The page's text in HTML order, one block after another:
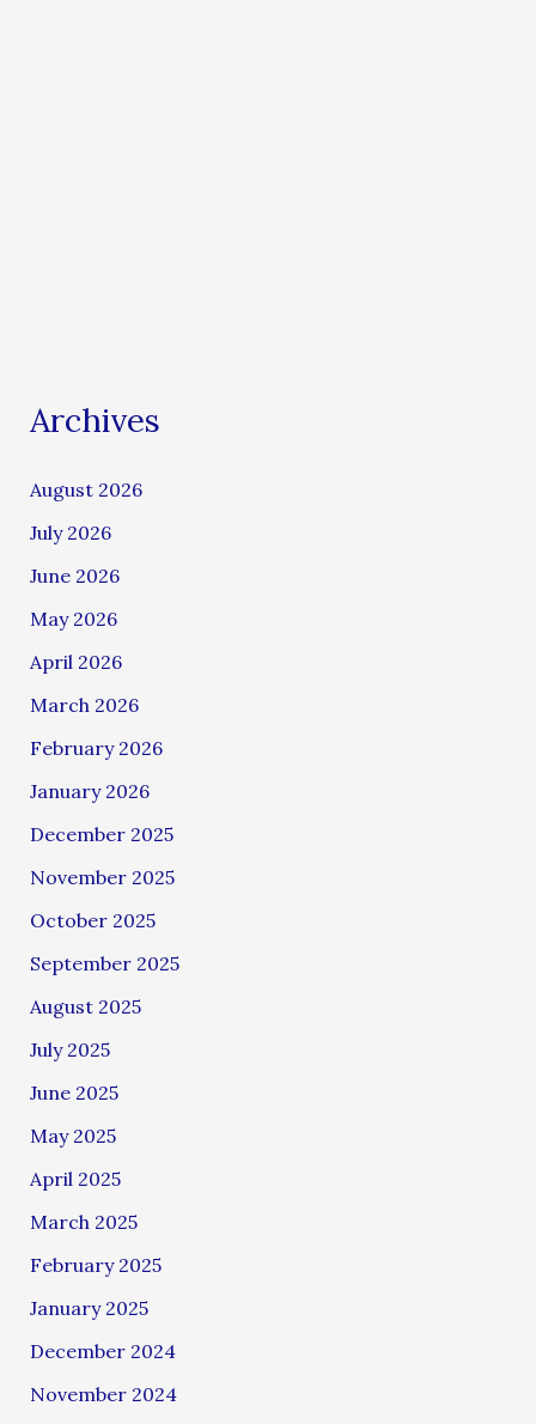
Archives
August 2026
July 2026
June 2026
May 2026
April 2026
March 2026
February 2026
January 2026
December 2025
November 2025
October 2025
September 2025
August 2025
July 2025
June 2025
May 2025
April 2025
March 2025
February 2025
January 2025
December 2024
November 2024